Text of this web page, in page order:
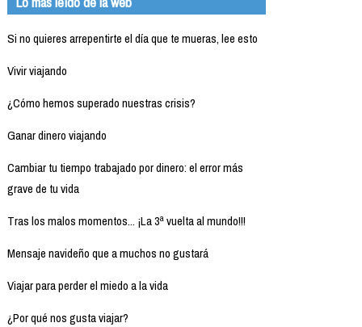
Si no quieres arrepentirte el día que te mueras, lee esto
Vivir viajando
¿Cómo hemos superado nuestras crisis?
Ganar dinero viajando
Cambiar tu tiempo trabajado por dinero: el error más
grave de tu vida
Tras los malos momentos... ¡La 3ª vuelta al mundo!!!
Mensaje navideño que a muchos no gustará
Viajar para perder el miedo a la vida
¿Por qué nos gusta viajar?